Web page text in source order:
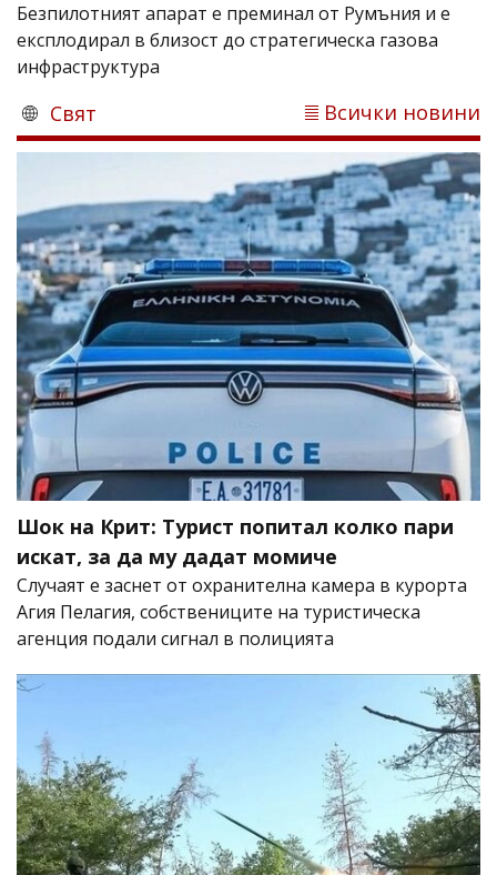
Безпилотният апарат е преминал от Румъния и е
експлодирал в близост до стратегическа газова
инфраструктура
Свят Всички новини
Шок на Крит: Турист попитал колко пари
искат, за да му дадат момиче
Случаят е заснет от охранителна камера в курорта
Агия Пелагия, собствениците на туристическа
агенция подали сигнал в полицията